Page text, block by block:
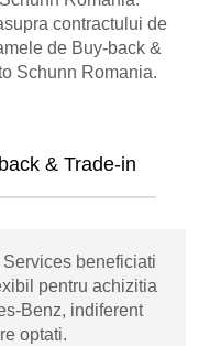
contractului de
de Buy-back &
Schunn Romania.
& Trade-in
beneficiati
pentru achizitia
Benz, indiferent
optati.